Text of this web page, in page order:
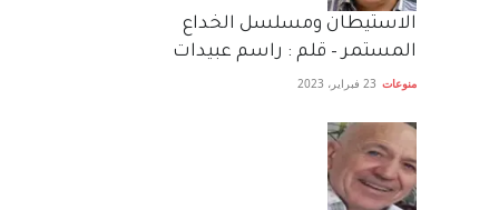
الاستيطان ومسلسل الخداع
المستمر – قلم : راسم عبيدات
منوعات 23 فبراير، 2023